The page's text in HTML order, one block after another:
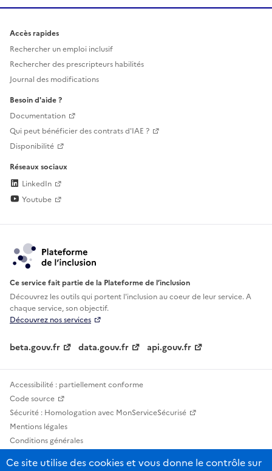
Accès rapides
Rechercher un emploi inclusif
Rechercher des prescripteurs habilités
Journal des modifications
Besoin d'aide ?
Documentation
Qui peut bénéficier des contrats d'IAE ?
Disponibilité
Réseaux sociaux
LinkedIn
Youtube
Ce service fait partie de la Plateforme de l’inclusion
Découvrez les outils qui portent l'inclusion aucoeur de leur service. A
chaque service, son objectif.
Découvrez nos services
beta.gouv.fr data.gouv.fr api.gouv.fr
Accessibilité : partiellement conforme
Code source
Sécurité : Homologation avec MonServiceSécurisé
Mentions légales
Conditions générales
Statistiques, lexiques et indicateurs
Ce site utilise des cookies et vous donne le contrôle sur